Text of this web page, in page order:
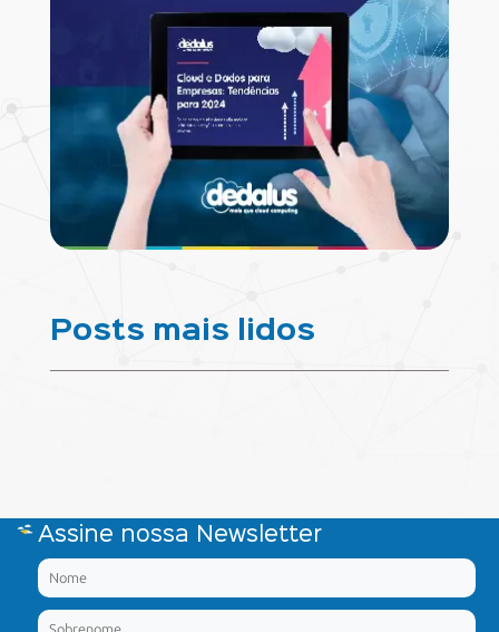
Posts mais lidos
Assine nossa Newsletter